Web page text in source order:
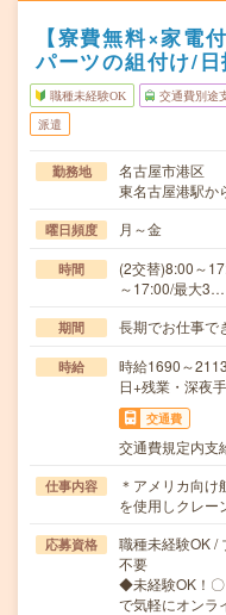
【寮費無料×家電
パーツの組付け/
職種未経験OK 交通費別途
派遣
勤務地
名古屋市港区
東名古屋港駅か
曜日頻度 月～金
時間
(2交替)8:00～
～17:00/最大3…
期間 長期でお仕事で
時給
時給1690～
日+残業・深夜
交通費
交通費規定内支
仕事内容
＊アメリカ向
を使用しクレ
応募資格
職種未経験OK /
不要
◆未経験OK！〇
で気軽にオン